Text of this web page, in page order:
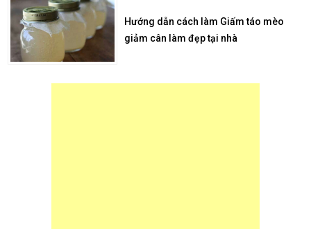
Hướng dẫn cách làm Giấm táo mèo
giảm cân làm đẹp tại nhà